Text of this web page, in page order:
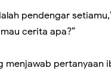
pendengar
cerita apa?”
menjawab pertanyaan